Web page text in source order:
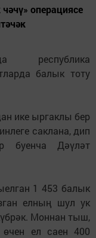
операциясе
республика
балык тоту
ике ыргаклы бер
саклана, дип
буенча Дәүләт
1 453 балык
елның шул ук
Моннан тыш,
өчен ел саен 400